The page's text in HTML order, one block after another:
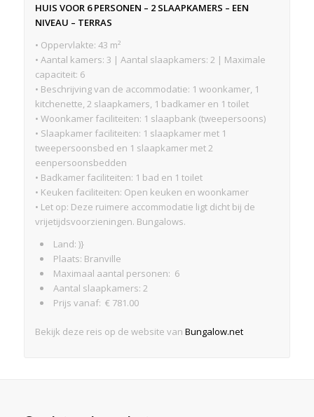
HUIS VOOR 6 PERSONEN – 2 SLAAPKAMERS – EEN
NIVEAU – TERRAS
• Oppervlakte: 43 m²
• Aantal kamers: 3 | Aantal slaapkamers: 2 | Maximale
capaciteit: 6
• Beschrijving van de accommodatie: 1 woonkamer, 1
kitchenette, 2 slaapkamers, 1 badkamer en 1 toilet
• Woonkamer faciliteiten: 1 slaapbank (tweepersoons)
• Slaapkamer faciliteiten: 1 slaapkamer met 1
tweepersoonsbed en 1 slaapkamer met 2
eenpersoonsbedden
• Badkamer faciliteiten: 1 bad en 1 toilet
• Keuken faciliteiten: Open keuken en woonkamer
• Let op: Deze ruimere accommodatie ligt dicht bij de
vrijetijdsvoorzieningen. Bungalows.
Land: )}
Plaats: Branville
Maximaal aantal personen: 6
Aantal slaapkamers: 2
Prijs vanaf: € 781.00
Bekijk deze reis op de website van Bungalow.net